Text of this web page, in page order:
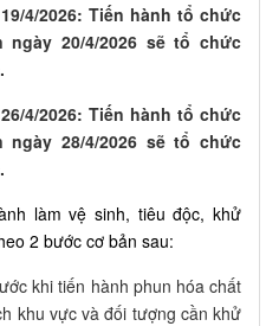
4/2026: Tiến hành tổ chức
20/4/2026 sẽ tổ chức
4/2026: Tiến hành tổ chức
28/4/2026 sẽ tổ chức
làm vệ sinh, tiêu độc, khử
2 bước cơ bản sau:
khi tiến hành phun hóa chất
khu vực và đối tượng cần khử